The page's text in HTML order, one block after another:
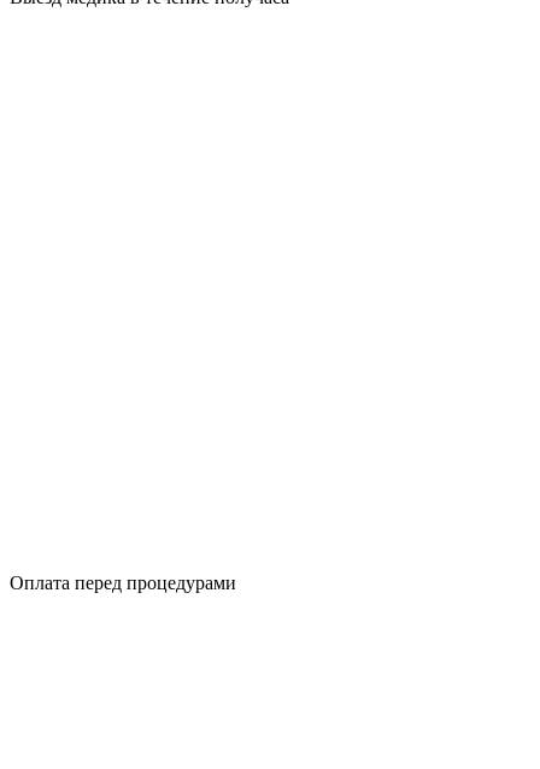
Оплата перед процедурами